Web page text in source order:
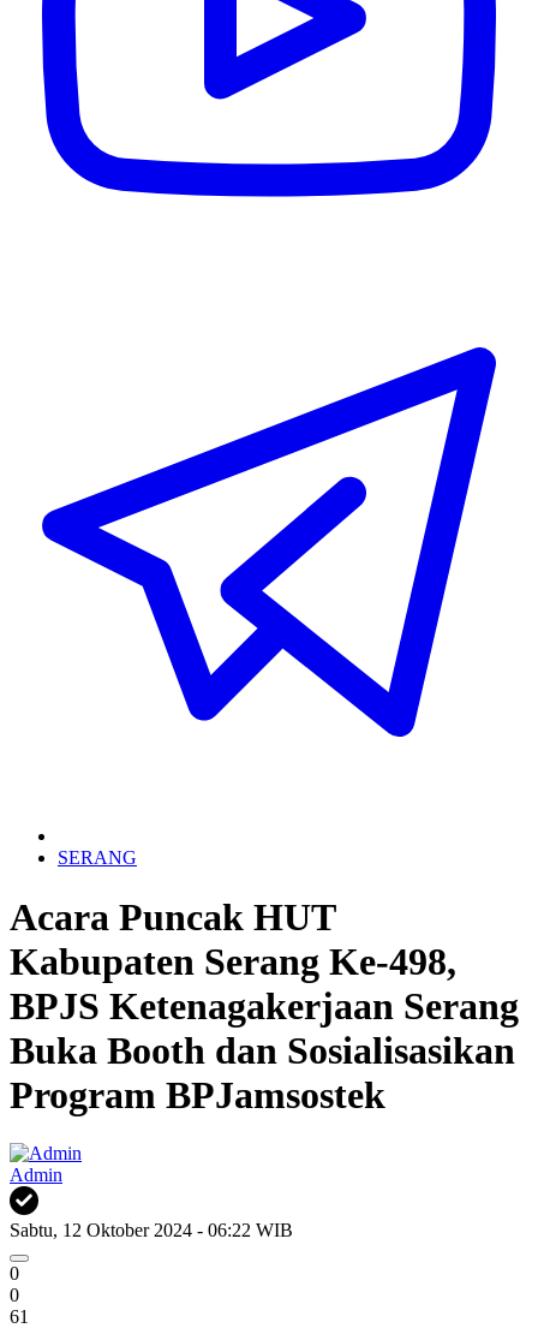
SERANG
Acara Puncak HUT
Kabupaten Serang Ke-498,
BPJS Ketenagakerjaan Serang
Buka Booth dan Sosialisasikan
Program BPJamsostek
Admin
Sabtu, 12 Oktober 2024 - 06:22 WIB
0
0
61